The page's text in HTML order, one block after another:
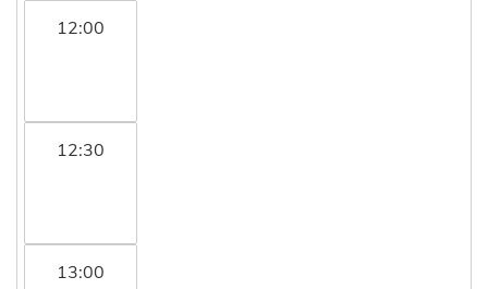
12:00
12:30
13:00